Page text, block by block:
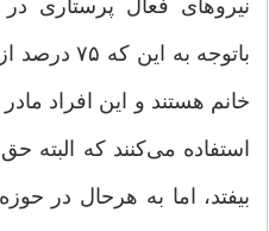
نیرو‌های فعال پرستاری در
باتوجه به
خانم هستند و این افراد
استفاده می‌کنند که البته
بیفتد، اما به هرحال در